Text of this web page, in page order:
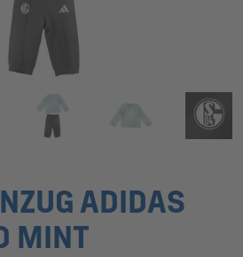
ADIDAS
MINT